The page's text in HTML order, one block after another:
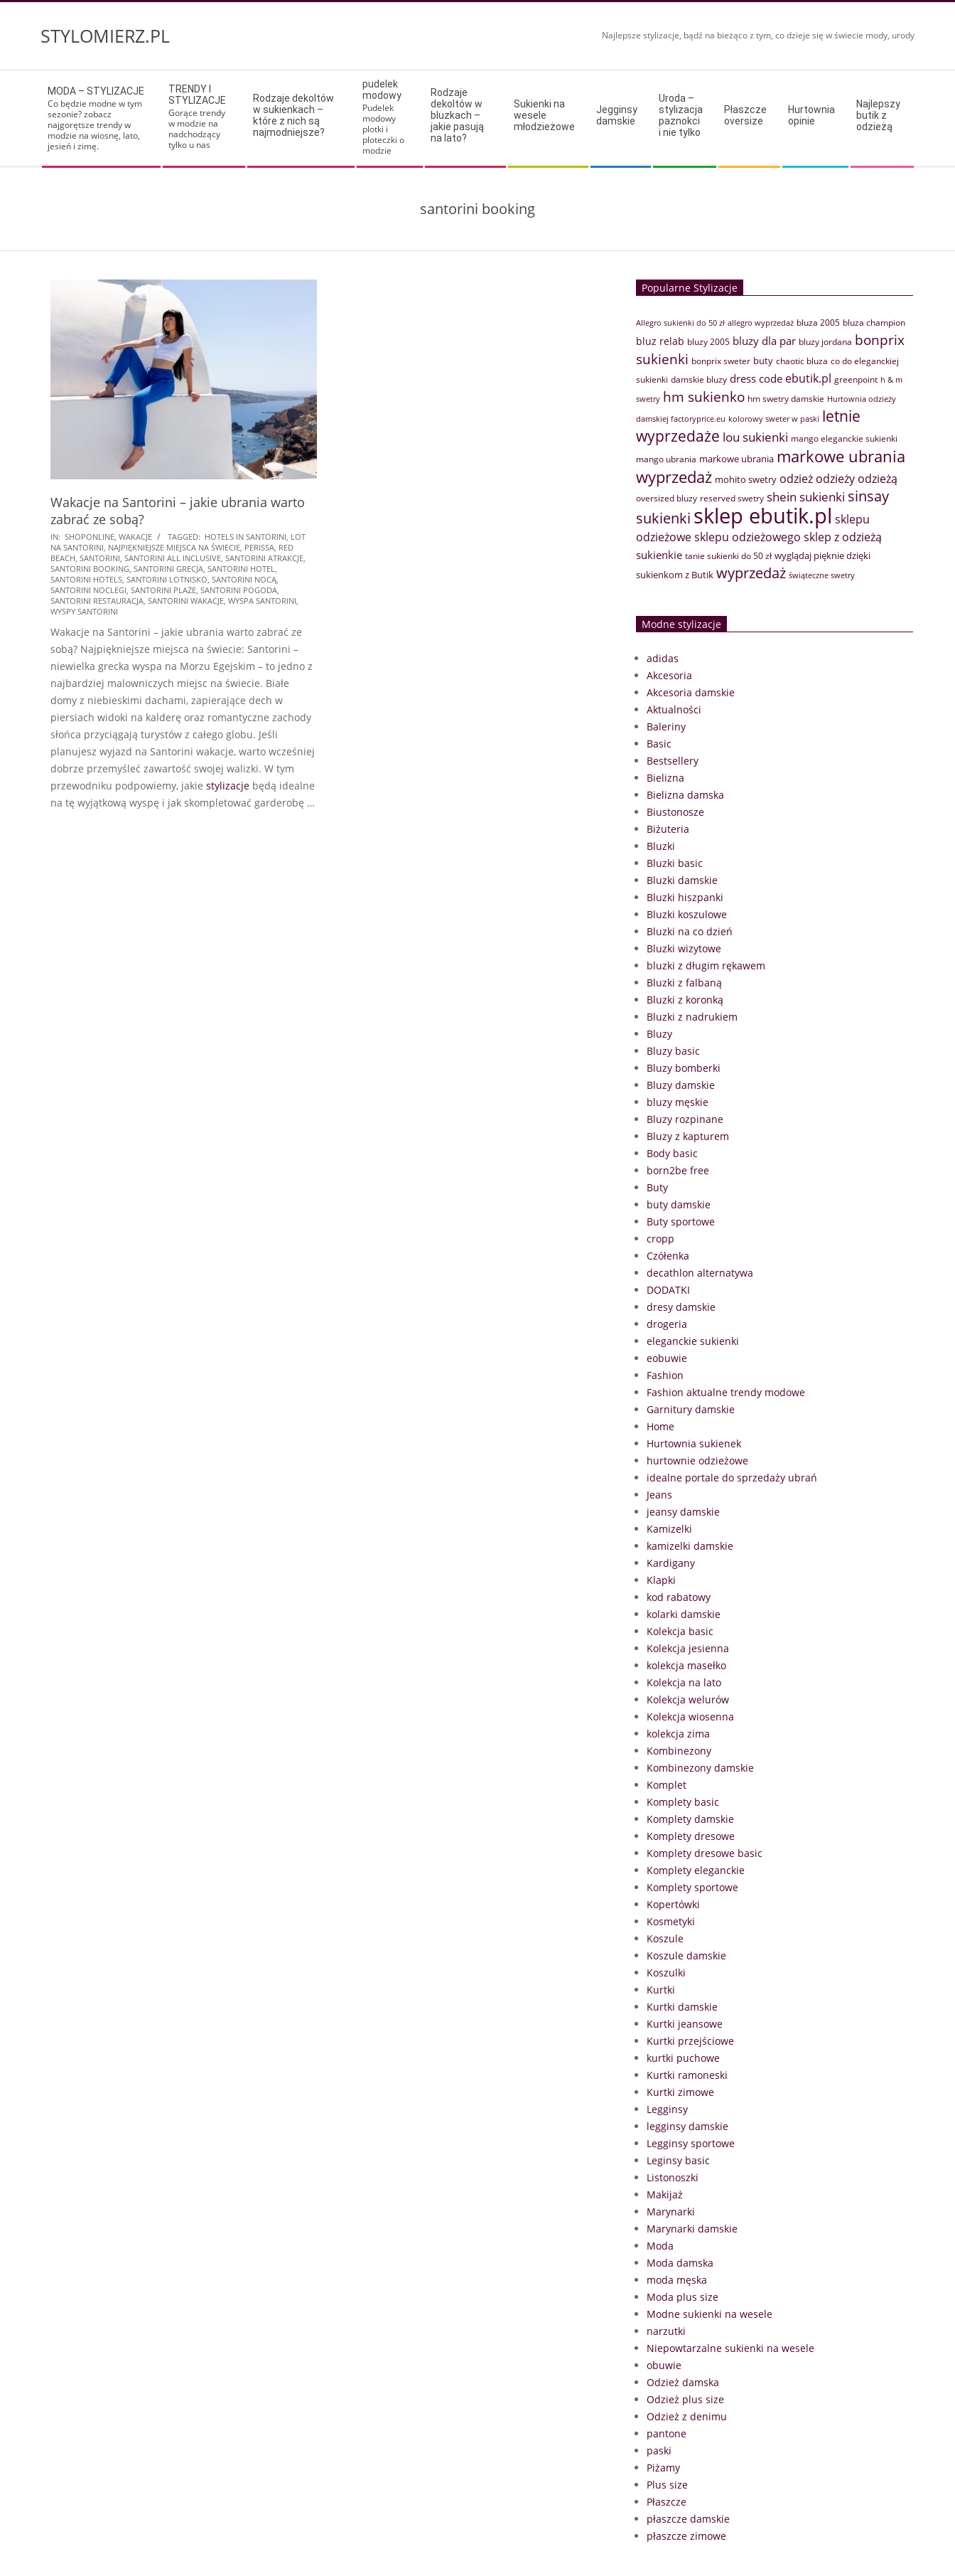
STYLOMIERZ.PL Najlepsze stylizacje, bądź na bieżąco z tym, co dzieje się w świecie mody, urody
Navigation
Menu
MODA – STYLIZACJE
Co będzie modne w tym
sezonie? zobacz
najgorętsze trendy w
modzie na wiosnę, lato,
jesień i zimę.
TRENDY I
STYLIZACJE
Gorące trendy
w modzie na
nadchodzący
tylko u nas
Rodzaje dekoltów
w sukienkach –
które z nich są
najmodniejsze?
pudelek
modowy
Pudelek
modowy
plotki i
ploteczki o
modzie
Rodzaje
dekoltów w
bluzkach –
jakie pasują
na lato?
Sukienki na
wesele
młodzieżowe
Jegginsy
damskie
Uroda –
stylizacja
paznokci
i nie tylko
Płaszcze
oversize
Hurtownia
opinie
Najlepszy
butik z
odzieżą
santorini booking
Wakacje na Santorini – jakie ubrania warto
zabrać ze sobą?
2026-
02-
07
IN: SHOPONLINE, WAKACJE TAGGED: HOTELS IN SANTORINI, LOT
NA SANTORINI, NAJPIĘKNIEJSZE MIEJSCA NA ŚWIECIE, PERISSA, RED
BEACH, SANTORINI, SANTORINI ALL INCLUSIVE, SANTORINI ATRAKCJE,
SANTORINI BOOKING, SANTORINI GRECJA, SANTORINI HOTEL,
SANTORINI HOTELS, SANTORINI LOTNISKO, SANTORINI NOCĄ,
SANTORINI NOCLEGI, SANTORINI PLAŻE, SANTORINI POGODA,
SANTORINI RESTAURACJA, SANTORINI WAKACJE, WYSPA SANTORINI,
WYSPY SANTORINI
Wakacje na Santorini – jakie ubrania warto zabrać ze
sobą? Najpiękniejsze miejsca na świecie: Santorini –
niewielka grecka wyspa na Morzu Egejskim – to jedno z
najbardziej malowniczych miejsc na świecie. Białe
domy z niebieskimi dachami, zapierające dech w
piersiach widoki na kalderę oraz romantyczne zachody
słońca przyciągają turystów z całego globu. Jeśli
planujesz wyjazd na Santorini wakacje, warto wcześniej
dobrze przemyśleć zawartość swojej walizki. W tym
przewodniku podpowiemy, jakie stylizacje będą idealne
na tę wyjątkową wyspę i jak skompletować garderobę …
Popularne Stylizacje
Allegro sukienki do 50 zł allegro wyprzedaż bluza 2005 bluza champion
bluz relab bluzy 2005 bluzy dla par bluzy jordana bonprix
sukienki bonprix sweter buty chaotic bluza co do eleganckiej
sukienki damskie bluzy dress code ebutik.pl greenpoint h & m
swetry hm sukienko hm swetry damskie Hurtownia odzieży
damskiej factoryprice.eu kolorowy sweter w paski letnie
wyprzedaże lou sukienki mango eleganckie sukienki
mango ubrania markowe ubrania markowe ubrania
wyprzedaż mohito swetry odzież odzieży odzieżą
oversized bluzy reserved swetry shein sukienki sinsay
sukienki sklep ebutik.pl sklepu
odzieżowesklepu odzieżowego sklep z odzieżą
sukienkie tanie sukienki do 50 zł wyglądaj pięknie dzięki
sukienkom z Butik wyprzedaż świąteczne swetry
Modne stylizacje
adidas
Akcesoria
Akcesoria damskie
Aktualności
Baleriny
Basic
Bestsellery
Bielizna
Bielizna damska
Biustonosze
Biżuteria
Bluzki
Bluzki basic
Bluzki damskie
Bluzki hiszpanki
Bluzki koszulowe
Bluzki na co dzień
Bluzki wizytowe
bluzki z długim rękawem
Bluzki z falbaną
Bluzki z koronką
Bluzki z nadrukiem
Bluzy
Bluzy basic
Bluzy bomberki
Bluzy damskie
bluzy męskie
Bluzy rozpinane
Bluzy z kapturem
Body basic
born2be free
Buty
buty damskie
Buty sportowe
cropp
Czółenka
decathlon alternatywa
DODATKI
dresy damskie
drogeria
eleganckie sukienki
eobuwie
Fashion
Fashion aktualne trendy modowe
Garnitury damskie
Home
Hurtownia sukienek
hurtownie odzieżowe
idealne portale do sprzedaży ubrań
Jeans
jeansy damskie
Kamizelki
kamizelki damskie
Kardigany
Klapki
kod rabatowy
kolarki damskie
Kolekcja basic
Kolekcja jesienna
kolekcja masełko
Kolekcja na lato
Kolekcja welurów
Kolekcja wiosenna
kolekcja zima
Kombinezony
Kombinezony damskie
Komplet
Komplety basic
Komplety damskie
Komplety dresowe
Komplety dresowe basic
Komplety eleganckie
Komplety sportowe
Kopertówki
Kosmetyki
Koszule
Koszule damskie
Koszulki
Kurtki
Kurtki damskie
Kurtki jeansowe
Kurtki przejściowe
kurtki puchowe
Kurtki ramoneski
Kurtki zimowe
Legginsy
legginsy damskie
Legginsy sportowe
Leginsy basic
Listonoszki
Makijaż
Marynarki
Marynarki damskie
Moda
Moda damska
moda męska
Moda plus size
Modne sukienki na wesele
narzutki
Niepowtarzalne sukienki na wesele
obuwie
Odzież damska
Odzież plus size
Odzież z denimu
pantone
paski
Piżamy
Plus size
Płaszcze
płaszcze damskie
płaszcze zimowe